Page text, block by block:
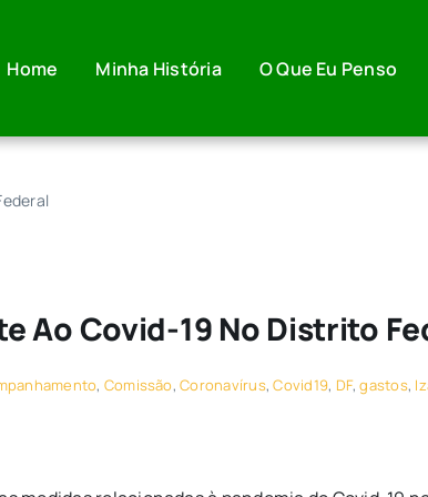
Home Minha História O Que Eu Penso
Ao Covid-19 No Distrito
, Comissão,Coronavírus,Covid19, DF,gastos,